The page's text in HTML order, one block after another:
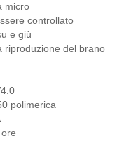
micro
controllato
e giù
riproduzione del brano
polimerica